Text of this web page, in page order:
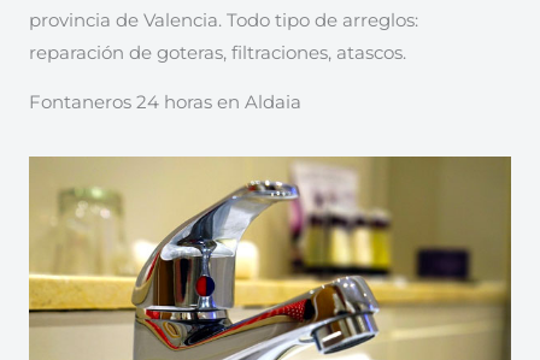
provincia de Valencia. Todo tipo de arreglos:
reparación de goteras, filtraciones, atascos.
Fontaneros 24 horas en Aldaia